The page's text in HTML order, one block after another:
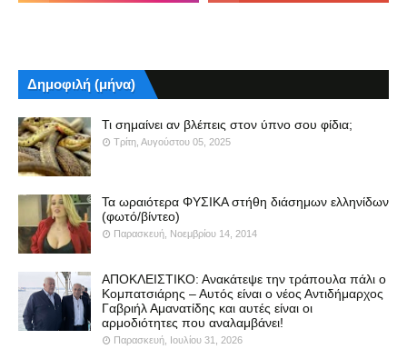
Δημοφιλή (μήνα)
Τι σημαίνει αν βλέπεις στον ύπνο σου φίδια;
Τρίτη, Αυγούστου 05, 2025
Τα ωραιότερα ΦΥΣΙΚΑ στήθη διάσημων ελληνίδων
(φωτό/βίντεο)
Παρασκευή, Νοεμβρίου 14, 2014
ΑΠΟΚΛΕΙΣΤΙΚΟ: Ανακάτεψε την τράπουλα πάλι ο
Κομπατσιάρης – Αυτός είναι ο νέος Αντιδήμαρχος
Γαβριήλ Αμανατίδης και αυτές είναι οι
αρμοδιότητες που αναλαμβάνει!
Παρασκευή, Ιουλίου 31, 2026